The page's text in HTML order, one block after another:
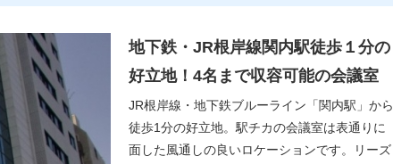
地下鉄・JR根岸線関内駅徒歩１分の
好立地！4名まで収容可能の会議室
JR根岸線・地下鉄ブルーライン「関内駅」から
徒歩1分の好立地。駅チカの会議室は表通りに
面した風通しの良いロケーションです。リーズ